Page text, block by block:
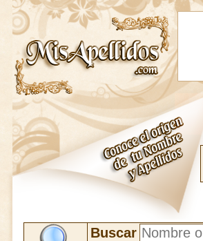
Buscar